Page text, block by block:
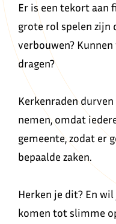
Er is een tekort aan
grote rol spelen zijn
verbouwen?
dragen?
Kerkenraden
nemen, omdat
gemeente, zodat er
bepaalde zaken.
Herken je dit? En
komen tot slimme